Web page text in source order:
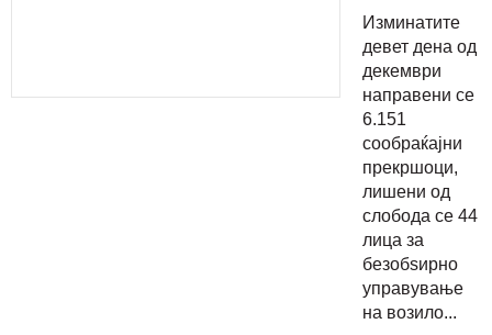
прекршок,
лишени
од
слобода
44 лица
за
на возило
Изминатите
девет дена од
декември
направени се
6.151
сообраќајни
прекршоци,
лишени од
слобода се 44
лица за
безобѕирно
управување
на возило...